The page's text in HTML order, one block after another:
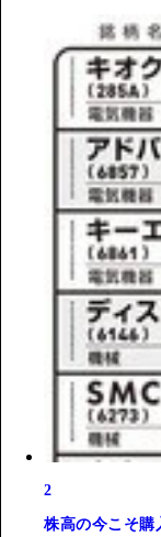
2
株高の今こそ購